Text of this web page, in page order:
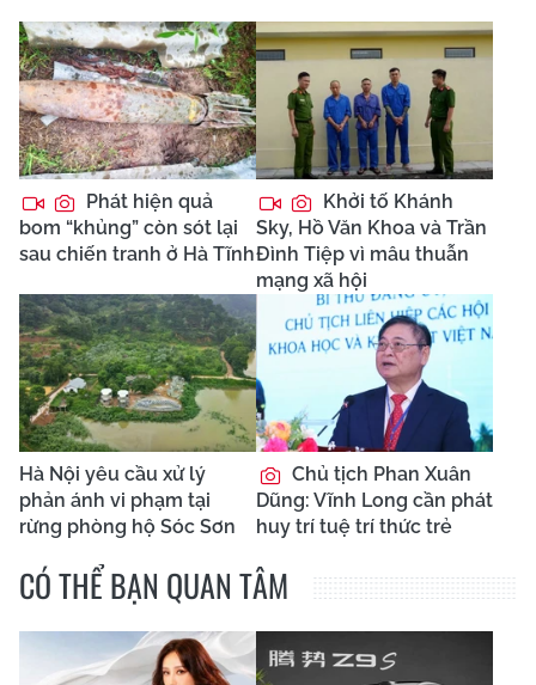
Phát hiện quả
bom “khủng” còn sót lại
sau chiến tranh ở Hà Tĩnh
Khởi tố Khánh
Sky, Hồ Văn Khoa và Trần
Đình Tiệp vì mâu thuẫn
mạng xã hội
Hà Nội yêu cầu xử lý
phản ánh vi phạm tại
rừng phòng hộ Sóc Sơn
Chủ tịch Phan Xuân
Dũng: Vĩnh Long cần phát
huy trí tuệ trí thức trẻ
CÓ THỂ BẠN QUAN TÂM